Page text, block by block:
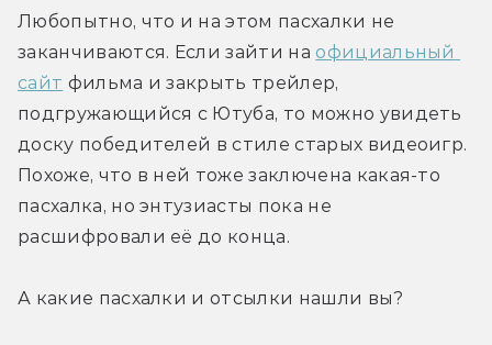
Любопытно, что и на этом пасхалки не
заканчиваются. Если зайти на официальный
сайт фильма и закрыть трейлер,
подгружающийся с Ютуба, то можно увидеть
доску победителей в стиле старых видеоигр.
Похоже, что в ней тоже заключена какая-то
пасхалка, но энтузиасты пока не
расшифровали её до конца.
А какие пасхалки и отсылки нашли вы?